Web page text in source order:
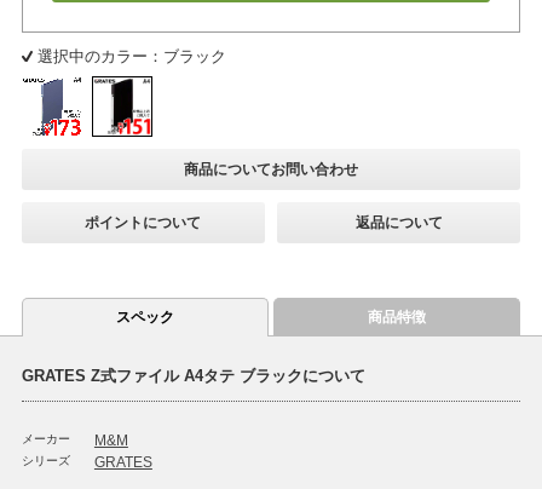
選択中のカラー：ブラック
商品についてお問い合わせ
ポイントについて 返品について
スペック 商品特徴
GRATES Z式ファイル A4タテ ブラックについて
メーカー M&M
シリーズ GRATES